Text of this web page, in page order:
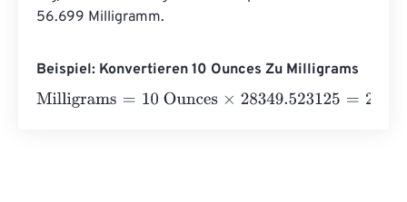
56.699 Milligramm.
Beispiel: Konvertieren 10 Ounces Zu Milligrams
Milligrams=10 Ounces×28349.523125=283495.23125